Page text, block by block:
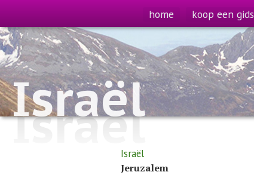
home koop een gids
Israël
Israël
Israël
Jeruzalem